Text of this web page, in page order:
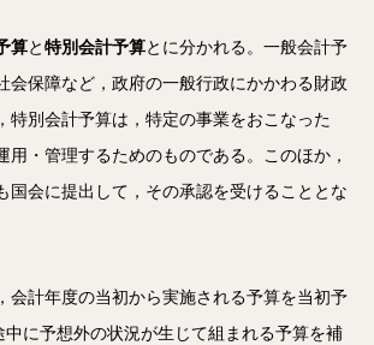
算と 特別会計予算とに分かれる。一般会計予
会保障など，政府の一般行政にかかわる財政
特別会計予算は，特定の事業をおこなった
用・管理するためのものである。このほか，
国会に提出して，その承認を受けることとな
会計年度の当初から実施される予算を当初予
に予想外の状況が生じて組まれる予算を補